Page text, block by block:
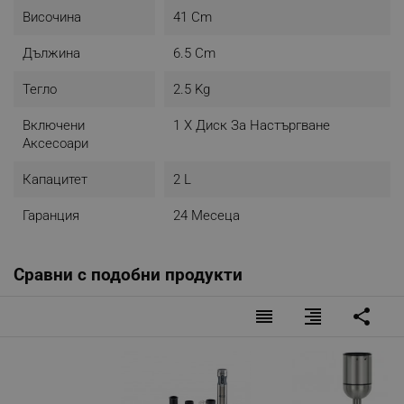
- Размери: 6.5 х 6.5 х 41 см
- Цвят: Черен/инокс
Височина 41 Cm
Дължина 6.5 Cm
Тегло 2.5 Kg
Включени
Аксесоари
1 X Диск За Настъргване
Капацитет 2 L
Гаранция 24 Месеца
Сравни с подобни продукти
reorder format_align_right share